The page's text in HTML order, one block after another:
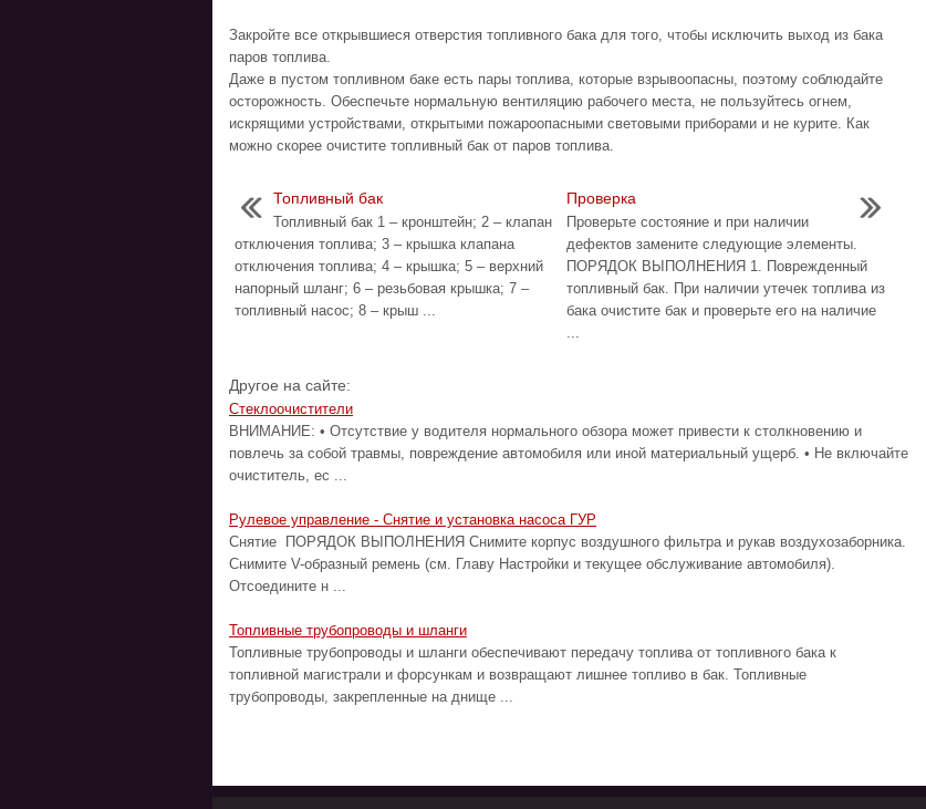
Закройте все открывшиеся отверстия топливного бака для того, чтобы исключить выход из бака
паров топлива.
Даже в пустом топливном баке есть пары топлива, которые взрывоопасны, поэтому соблюдайте
осторожность. Обеспечьте нормальную вентиляцию рабочего места, не пользуйтесь огнем,
искрящими устройствами, открытыми пожароопасными световыми приборами и не курите. Как
можно скорее очистите топливный бак от паров топлива.
Топливный бак
Топливный бак 1 – кронштейн; 2 – клапан
отключения топлива; 3 – крышка клапана
отключения топлива; 4 – крышка; 5 – верхний
напорный шланг; 6 – резьбовая крышка; 7 –
топливный насос; 8 – крыш ...
Проверка
Проверьте состояние и при наличии
дефектов замените следующие элементы.
ПОРЯДОК ВЫПОЛНЕНИЯ 1. Поврежденный
топливный бак. При наличии утечек топлива из
бака очистите бак и проверьте его на наличие
...
Другое на сайте:
Стеклоочистители
ВНИМАНИЕ: • Отсутствие у водителя нормального обзора может привести к столкновению и
повлечь за собой травмы, повреждение автомобиля или иной материальный ущерб. • Не включайте
очиститель, ес ...
Рулевое управление - Снятие и установка насоса ГУР
Снятие ПОРЯДОК ВЫПОЛНЕНИЯ Снимите корпус воздушного фильтра и рукав воздухозаборника.
Снимите V-образный ремень (см. Главу Настройки и текущее обслуживание автомобиля).
Отсоедините н ...
Топливные трубопроводы и шланги
Топливные трубопроводы и шланги обеспечивают передачу топлива от топливного бака к
топливной магистрали и форсункам и возвращают лишнее топливо в бак. Топливные
трубопроводы, закрепленные на днище ...